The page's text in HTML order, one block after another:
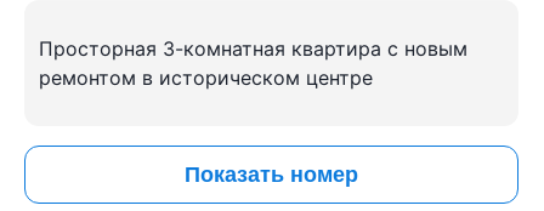
Просторная 3-комнатная квартира с новым
ремонтом в историческом центре
Показать номер